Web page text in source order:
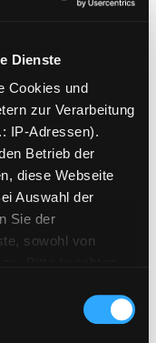
Dienste
Cookies und
zur Verarbeitung
IP-Adressen).
Betrieb der
diese Webseite
Auswahl der
Sie der
sowohl von
in
des EWR
Schmitz,
sehr
Berlin
die Starke anzeigen
Henn,
Suche